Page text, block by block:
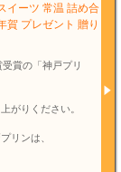
イーツ 常温 詰め合
賀 プレゼント 贈り
賞の「神戸プリ
がりください。
リンは、